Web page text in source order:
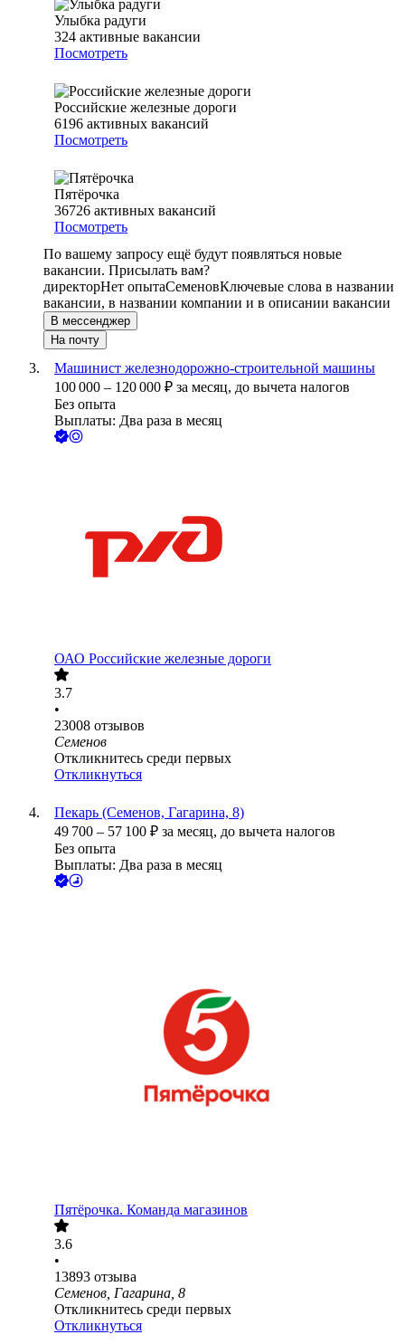
Улыбка радуги
324 активные вакансии
Посмотреть
Российские железные дороги
6196 активных вакансий
Посмотреть
Пятёрочка
36726 активных вакансий
Посмотреть
По вашему запросу ещё будут появляться новые
вакансии. Присылать вам?
директорНет опытаСеменовКлючевые слова в названии
вакансии, в названии компании и в описании вакансии
В мессенджер
На почту
Машинист железнодорожно-строительной машины
100 000 – 120 000 ₽ за месяц, до вычета налогов
Без опыта
Выплаты: Два раза в месяц
ОАО Российские железные дороги
3.7
•
23008 отзывов
Семенов
Откликнитесь среди первых
Откликнуться
Пекарь (Семенов, Гагарина, 8)
49 700 – 57 100 ₽ за месяц, до вычета налогов
Без опыта
Выплаты: Два раза в месяц
Пятёрочка. Команда магазинов
3.6
•
13893 отзыва
Семенов, Гагарина, 8
Откликнитесь среди первых
Откликнуться